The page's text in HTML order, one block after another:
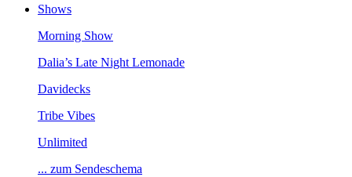
Shows
MorningShow
Dalia’sLateNightLemonade
Davidecks
TribeVibes
Unlimited
...zumSendeschema